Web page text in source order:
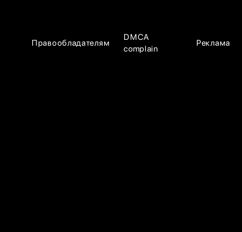
Правообладателям
DMCA
complain
Реклама